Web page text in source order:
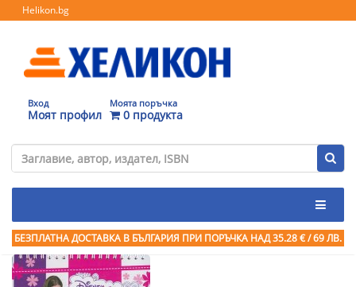
Helikon.bg
Вход
Моят профил
Моята поръчка
0 продукта
БЕЗПЛАТНА ДОСТАВКА В БЪЛГАРИЯ ПРИ ПОРЪЧКА НАД 35.28 € / 69 ЛВ.